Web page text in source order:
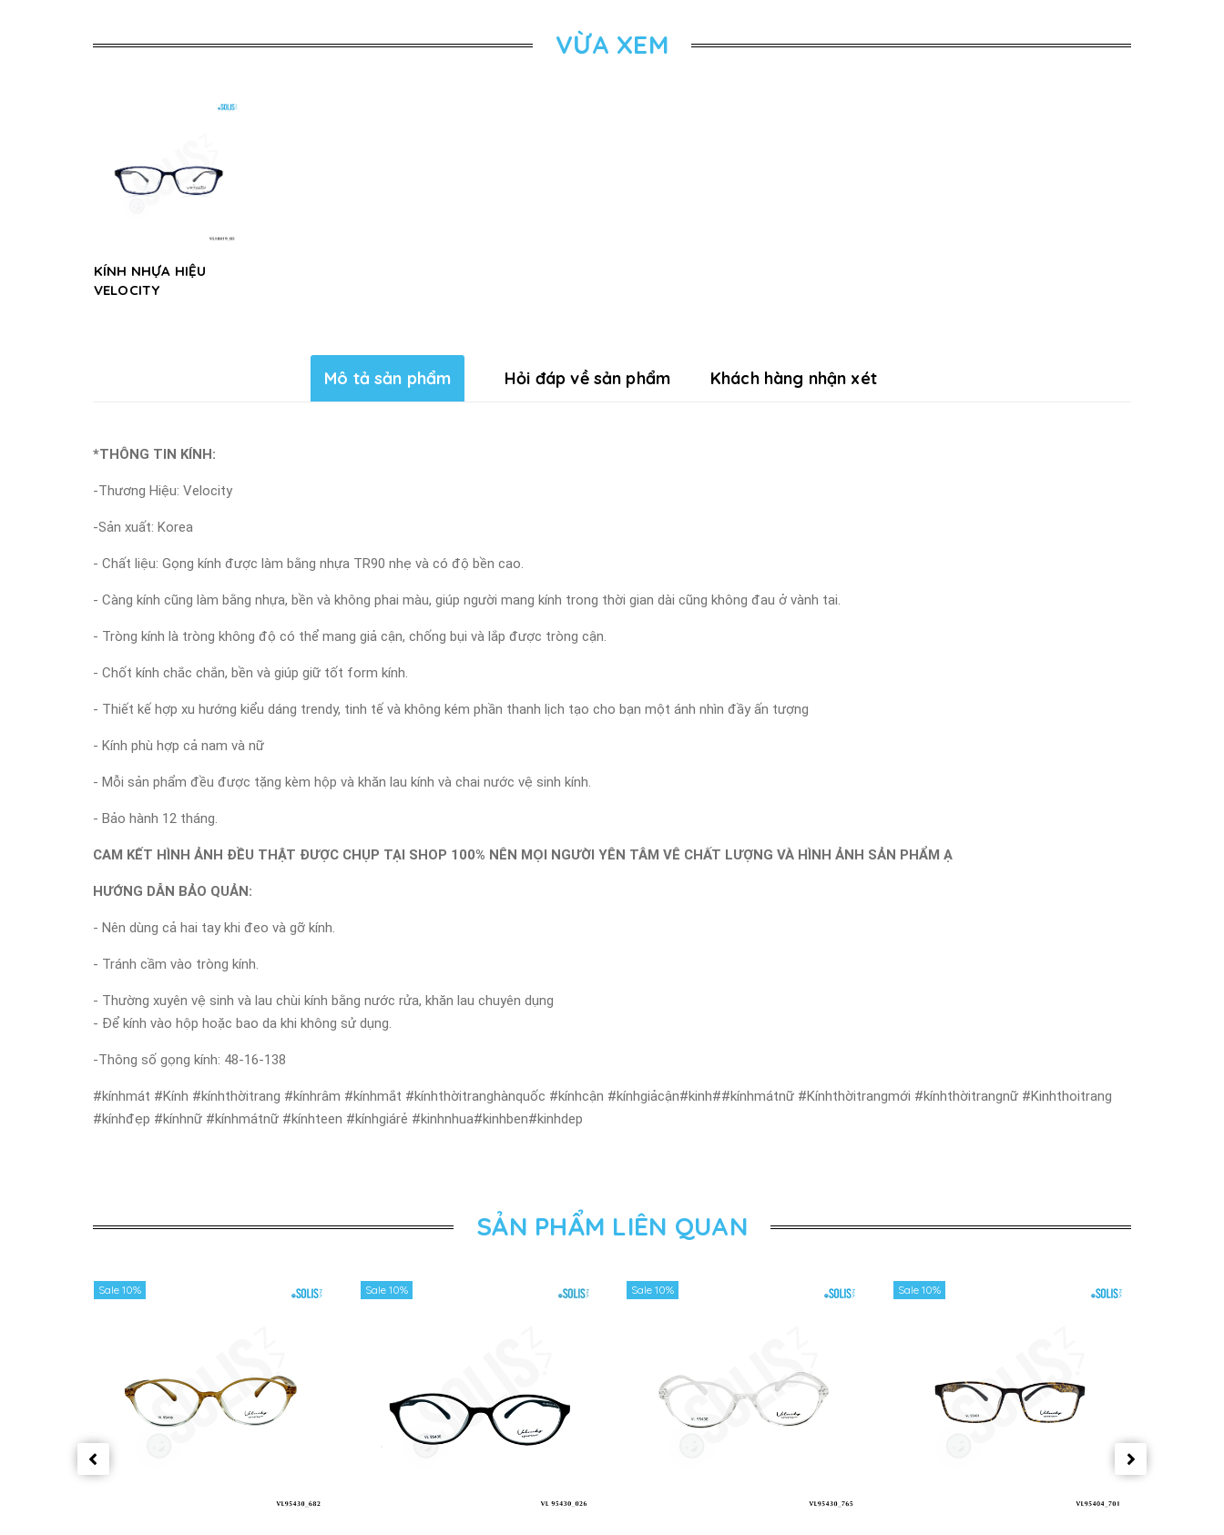
VỪA XEM
KÍNH NHỰA HIỆU
VELOCITY
Mô tả sản phẩm Hỏi đáp về sản phẩm Khách hàng nhận xét
*THÔNG TIN KÍNH:
-Thương Hiệu: Velocity
-Sản xuất: Korea
- Chất liệu: Gọng kính được làm bằng nhựa TR90 nhẹ và có độ bền cao.
- Càng kính cũng làm bằng nhựa, bền và không phai màu, giúp người mang kính trong thời gian dài cũng không đau ở vành tai.
- Tròng kính là tròng không độ có thể mang giả cận, chống bụi và lắp được tròng cận.
- Chốt kính chắc chắn, bền và giúp giữ tốt form kính.
- Thiết kế hợp xu hướng kiểu dáng trendy, tinh tế và không kém phần thanh lịch tạo cho bạn một ánh nhìn đầy ấn tượng
- Kính phù hợp cả nam và nữ
- Mỗi sản phẩm đều được tặng kèm hộp và khăn lau kính và chai nước vệ sinh kính.
- Bảo hành 12 tháng.
CAM KẾT HÌNH ẢNH ĐỀU THẬT ĐƯỢC CHỤP TẠI SHOP 100% NÊN MỌI NGƯỜI YÊN TÂM VÊ CHẤT LƯỢNG VÀ HÌNH ẢNH SẢN PHẨM Ạ
HƯỚNG DẪN BẢO QUẢN:
- Nên dùng cả hai tay khi đeo và gỡ kính.
- Tránh cầm vào tròng kính.
- Thường xuyên vệ sinh và lau chùi kính bằng nước rửa, khăn lau chuyên dụng
- Để kính vào hộp hoặc bao da khi không sử dụng.
-Thông số gọng kính: 48-16-138
#kínhmát #Kính #kínhthờitrang #kínhrâm #kínhmắt #kínhthờitranghànquốc #kínhcận #kínhgiảcận#kinh##kínhmátnữ #Kínhthờitrangmới #kínhthờitrangnữ #Kinhthoitrang
#kínhđẹp #kínhnữ #kínhmátnữ #kínhteen #kínhgiárẻ #kinhnhua#kinhben#kinhdep
SẢN PHẨM LIÊN QUAN
Sale 10% Sale 10% Sale 10% Sale 10%